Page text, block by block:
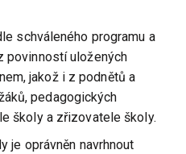
schváleného programu a
povinností uložených
jakož i z podnětů a
pedagogických
školy a zřizovatele školy.
oprávněn navrhnout